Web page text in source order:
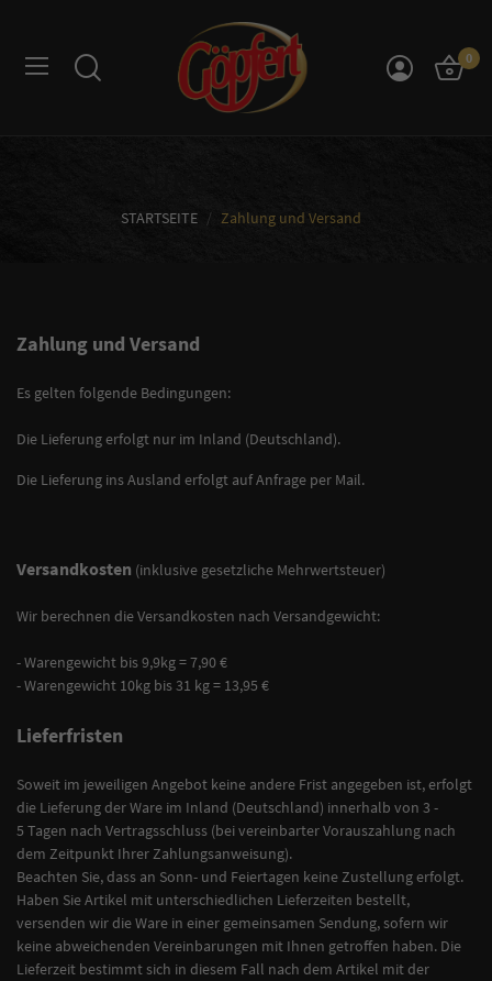
0
STARTSEITE Zahlung und Versand
Zahlung und Versand
Es gelten folgende Bedingungen:
Die Lieferung erfolgt nur im Inland (Deutschland).
Die Lieferung ins Ausland erfolgt auf Anfrage per Mail.
Versandkosten (inklusive gesetzliche Mehrwertsteuer)
Wir berechnen die Versandkosten nach Versandgewicht:
- Warengewicht bis 9,9kg = 7,90 €
- Warengewicht 10kg bis 31 kg = 13,95 €
Lieferfristen
Soweit im jeweiligen Angebot keine andere Frist angegeben ist, erfolgt
die Lieferung der Ware im Inland (Deutschland) innerhalb von 3 -
5 Tagen nach Vertragsschluss (bei vereinbarter Vorauszahlung nach
dem Zeitpunkt Ihrer Zahlungsanweisung).
Beachten Sie, dass an Sonn- und Feiertagen keine Zustellung erfolgt.
Haben Sie Artikel mit unterschiedlichen Lieferzeiten bestellt,
versenden wir die Ware in einer gemeinsamen Sendung, sofern wir
keine abweichenden Vereinbarungen mit Ihnen getroffen haben. Die
Lieferzeit bestimmt sich in diesem Fall nach dem Artikel mit der